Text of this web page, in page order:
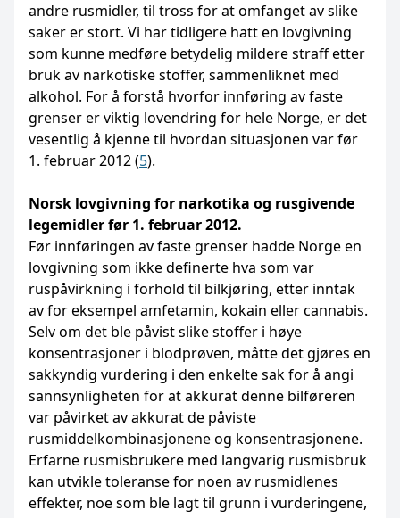
andre rusmidler, til tross for at omfanget av slike
saker er stort. Vi har tidligere hatt en lovgivning
som kunne medføre betydelig mildere straff etter
bruk av narkotiske stoffer, sammenliknet med
alkohol. For å forstå hvorfor innføring av faste
grenser er viktig lovendring for hele Norge, er det
vesentlig å kjenne til hvordan situasjonen var før
1. februar 2012 (5).
Norsk lovgivning for narkotika og rusgivende
legemidler før 1. februar 2012.
Før innføringen av faste grenser hadde Norge en
lovgivning som ikke definerte hva som var
ruspåvirkning i forhold til bilkjøring, etter inntak
av for eksempel amfetamin, kokain eller cannabis.
Selv om det ble påvist slike stoffer i høye
konsentrasjoner i blodprøven, måtte det gjøres en
sakkyndig vurdering i den enkelte sak for å angi
sannsynligheten for at akkurat denne bilføreren
var påvirket av akkurat de påviste
rusmiddelkombinasjonene og konsentrasjonene.
Erfarne rusmisbrukere med langvarig rusmisbruk
kan utvikle toleranse for noen av rusmidlenes
effekter, noe som ble lagt til grunn i vurderingene,